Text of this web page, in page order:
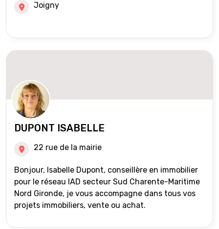
Joigny
DUPONT ISABELLE
22 rue de la mairie
Bonjour, Isabelle Dupont, conseillère en immobilier
pour le réseau IAD secteur Sud Charente-Maritime
Nord Gironde, je vous accompagne dans tous vos
projets immobiliers, vente ou achat.